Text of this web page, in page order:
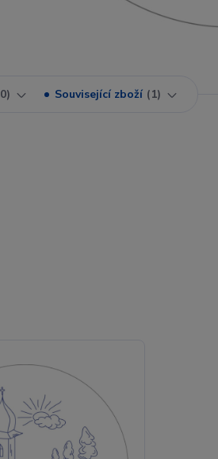
0 Související zboží 1